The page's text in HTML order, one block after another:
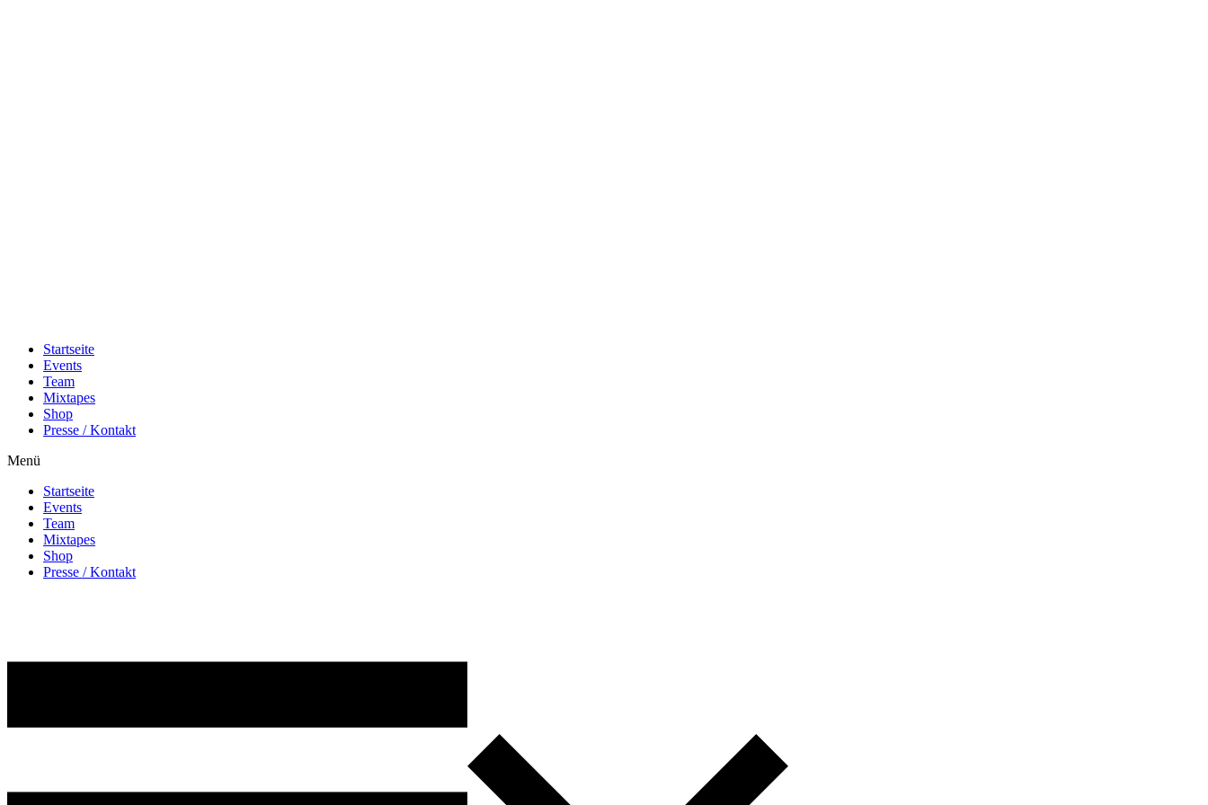
Startseite
Events
Team
Mixtapes
Shop
Presse / Kontakt
Menü
Startseite
Events
Team
Mixtapes
Shop
Presse / Kontakt